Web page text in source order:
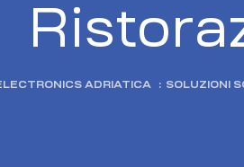
ADRIATICA : SOLUZIONI